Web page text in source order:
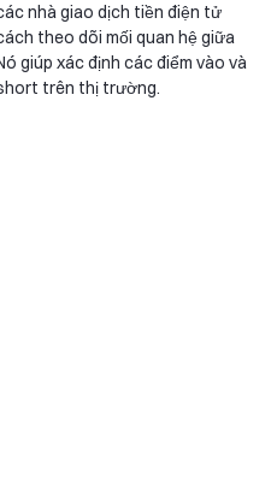
nhà giao dịch tiền điện tử
theo dõi mối quan hệ giữa
giúp xác định các điểm vào và
trên thị trường.